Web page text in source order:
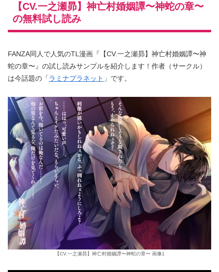
【CV.一之瀬昴】神亡村婚姻譚〜神蛇の章〜
の無料試し読み
FANZA同人で人気のTL漫画『【CV.一之瀬昴】神亡村婚姻譚〜神
蛇の章〜』の試し読みサンプルを紹介します！作者（サークル）
は今話題の「ラミナプラネット 」です。
【CV.一之瀬昴】神亡村婚姻譚〜神蛇の章〜 画像1